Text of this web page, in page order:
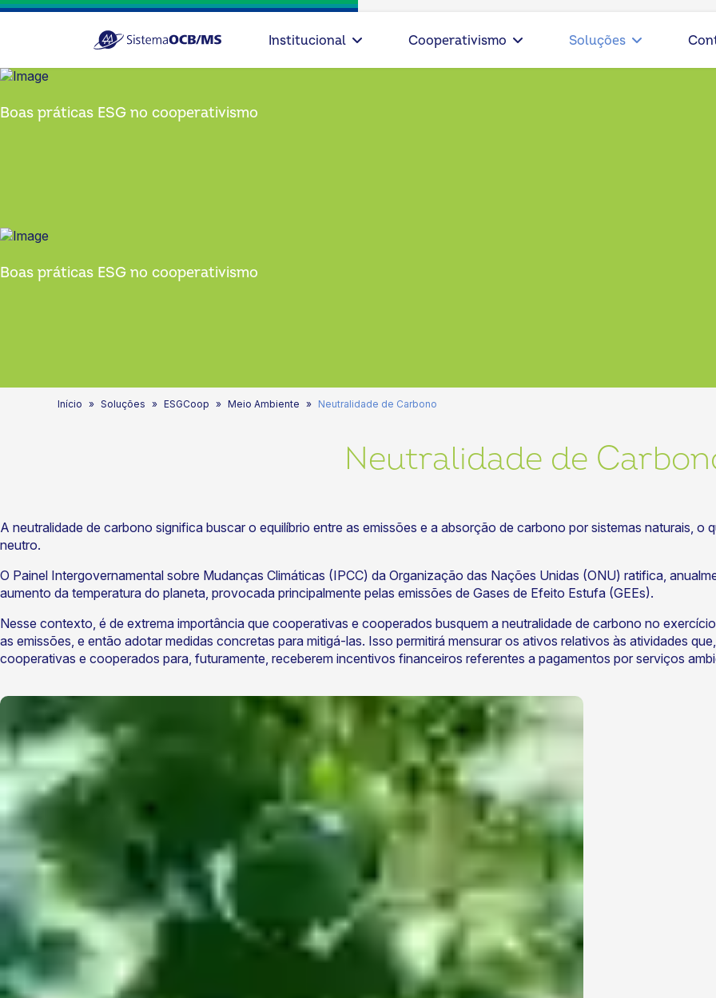
Institucional Cooperativismo Soluções
Boas práticas ESG no cooperativismo
Boas práticas ESG no cooperativismo
Início Soluções ESGCoop Meio Ambiente Neutralidade de Carbono
Neutralidade de
A neutralidade de carbono significa buscar o equilíbrio entre as emissões e a absorção de carbono por sistemas naturais, o
neutro.
O Painel Intergovernamental sobre Mudanças Climáticas (IPCC) da Organização das Nações Unidas (ONU) ratifica,
aumento da temperatura do planeta, provocada principalmente pelas emissões de Gases de Efeito Estufa (GEEs).
Nesse contexto, é de extrema importância que cooperativas e cooperados busquem a neutralidade de carbono no
as emissões, e então adotar medidas concretas para mitigá-las. Isso permitirá mensurar os ativos relativos às atividades
cooperativas e cooperados para, futuramente, receberem incentivos financeiros referentes a pagamentos por serviços